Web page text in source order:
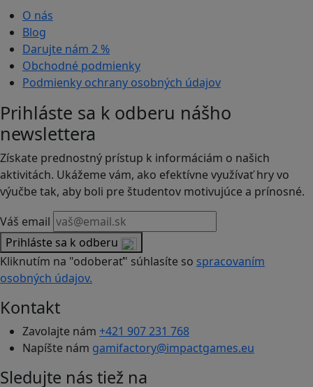
O nás
Blog
Darujte nám 2 %
Obchodné podmienky
Podmienky ochrany osobných údajov
Prihláste sa k odberu nášho
newslettera
Získate prednostný prístup k informáciám o našich
aktivitách. Ukážeme vám, ako efektívne využívať hry vo
výučbe tak, aby boli pre študentov motivujúce a prínosné.
Váš email
Prihláste sa k odberu
Kliknutím na "odoberať" súhlasíte so spracovaním
osobných údajov.
Kontakt
Zavolajte nám +421 907 231 768
Napíšte nám gamifactory@impactgames.eu
Sledujte nás tiež na